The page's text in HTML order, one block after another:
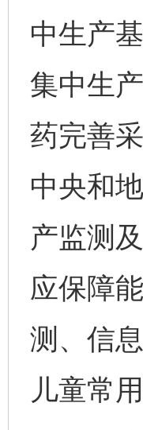
中生产
集中生
药完善
中央和
产监测
应保障
测、信
儿童常